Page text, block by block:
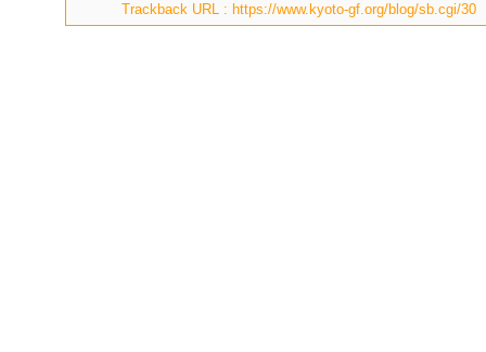
Trackback URL : https://www.kyoto-gf.org/blog/sb.cgi/30